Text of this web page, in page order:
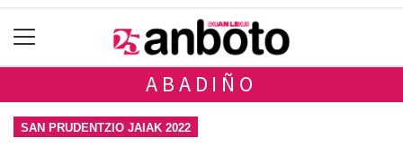
ABADIÑO
SAN PRUDENTZIO JAIAK 2022